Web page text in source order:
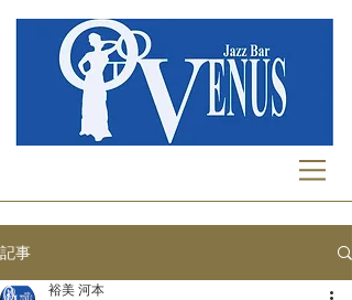
記事
裕美 河本